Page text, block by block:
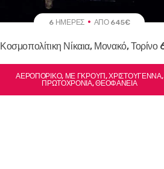
6 ΗΜΈΡΕΣ ΑΠΌ 645€
Κοσμοπολίτικη Νίκαια, Μονακό, Τορίνο
ΑΕΡΟΠΟΡΙΚΌ, ΜΕ ΓΚΡΟΥΠ, ΧΡΙΣΤΟΎΓΕΝΝΑ,
ΠΡΩΤΟΧΡΟΝΙΆ, ΘΕΟΦΆΝΕΙΑ